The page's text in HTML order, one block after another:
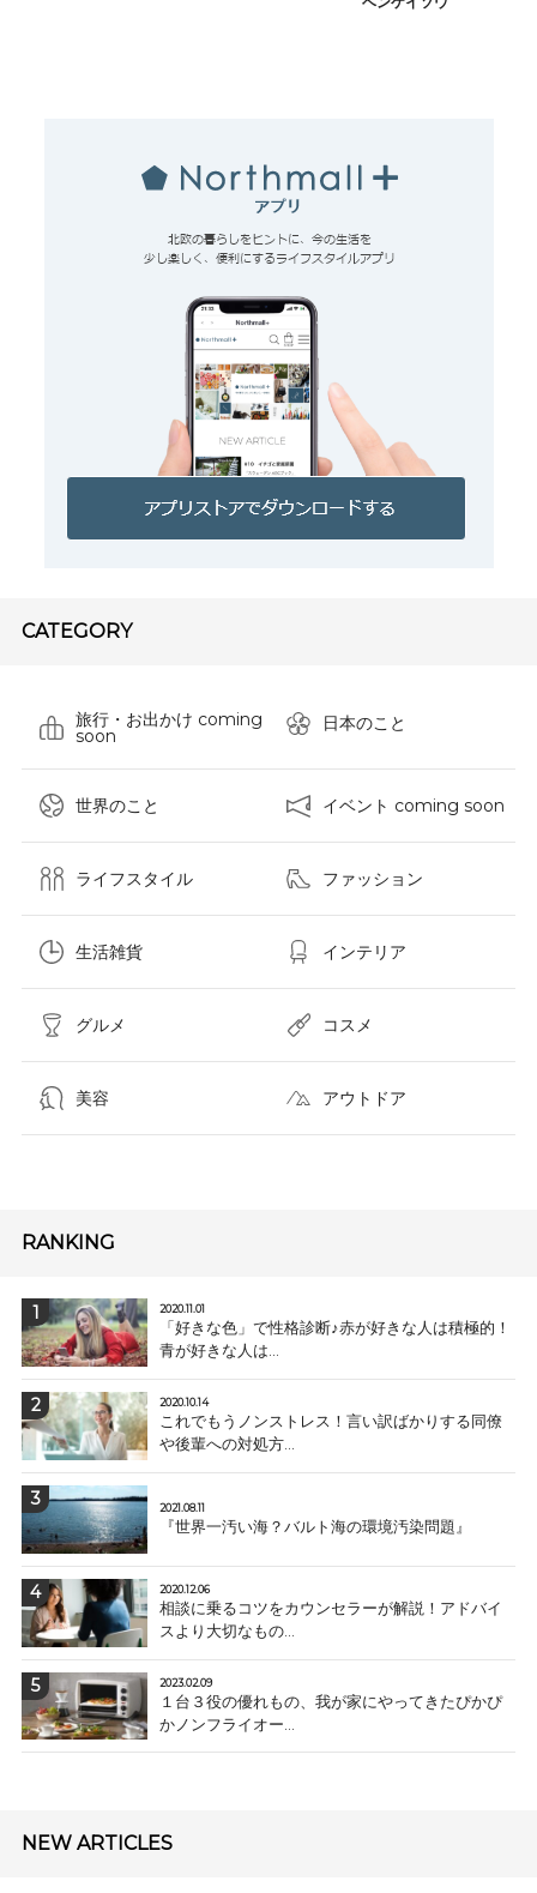
CATEGORY
旅行・お出かけ coming
soon
日本のこと
世界のこと イベント coming soon
ライフスタイル ファッション
生活雑貨 インテリア
グルメ コスメ​
美容 アウトドア
RANKING
2020.11.01
「好きな色」で性格診断♪赤が好きな人は積極的！
青が好きな人は...
2020.10.14
これでもうノンストレス！言い訳ばかりする同僚
や後輩への対処方...
2021.08.11
『世界一汚い海？バルト海の環境汚染問題』
2020.12.06
相談に乗るコツをカウンセラーが解説！アドバイ
スより大切なもの...
2023.02.09
１台３役の優れもの、我が家にやってきたぴかぴ
かノンフライオー...
NEW ARTICLES